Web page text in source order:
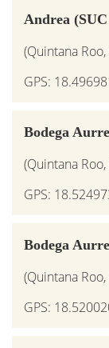
Andrea
(Quintana
GPS:
Bodega
(Quintana
GPS:
Bodega
(Quintana
GPS: